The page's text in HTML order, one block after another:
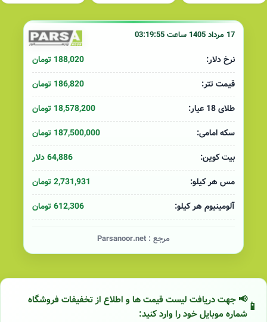
17 مرداد 1405 ساعت 03:19:55
نرخ دلار:
188,020 تومان
قیمت تتر:
186,820 تومان
طلای 18 عیار:
18,578,200 تومان
سکه امامی:
187,500,000 تومان
بیت کوین:
64,886 دلار
مس هر کیلو:
2,731,931 تومان
آلومینیوم هر کیلو:
612,306 تومان
مرجع : Parsanoor.net
📢 جهت دریافت لیست قیمت ها و اطلاع از تخفیفات فروشگاه
شماره موبایل خود را وارد کنید: